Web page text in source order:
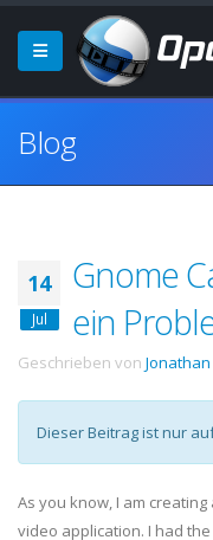
Blog
14
Jul
Gnome
ein
Geschrieben von Jonathan
Dieser Beitrag ist nur
As you know, I am
video application. I had